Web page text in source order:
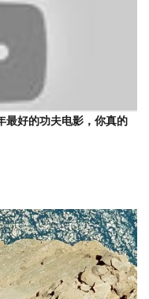
最好的功夫电影，你真的